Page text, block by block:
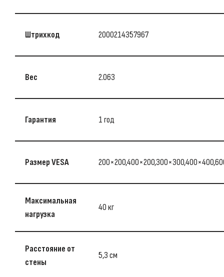
Штрихкод 2000214357967
Вес 2.063
Гарантия 1 год
Размер VESA
Максимальная
нагрузка
40 кг
Расстояние от
стены
5,3 см